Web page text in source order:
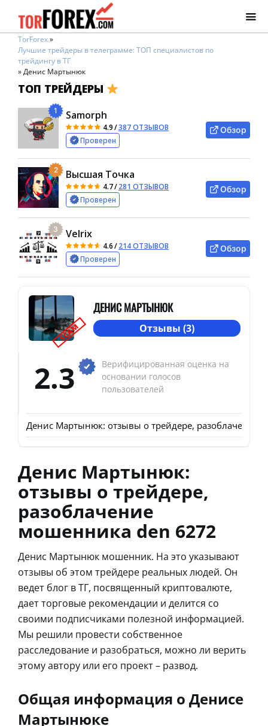
TorForex»
Лучшие трейдеры в телеграмме: ТОП специалистов по
трейдингу в ТГ
»Денис Мартынюк
ТОП ТРЕЙДЕРЫ
1 Samorph
4.9/387 ОТЗЫВОВ
Проверен
Обзор
2 Высшая Точка
4.7/281 ОТЗЫВОВ
Проверен
Обзор
3 Velrix
4.6/214 ОТЗЫВОВ
Проверен
Обзор
SCAM
ДЕНИС МАРТЫНЮК
Отзывы (3)
2.3
Верифицированная оценка на
основании голосов
пользователей
Денис Мартынюк: отзывы о трейдере, разоблачение
Денис Мартынюк:
отзывы о трейдере,
разоблачение
мошенника den 6272
Денис Мартынюк мошенник. На это указывают
отзывы об этом трейдере реальных людей. Он
ведет блог в ТГ, посвященный криптовалюте,
дает торговые рекомендации и делится со
своими подписчиками полезной информацией.
Мы решили провести собственное
расследование и разобраться, можно ли верить
этому автору или его проект – развод.
Общая информация о Денисе
Мартынюке